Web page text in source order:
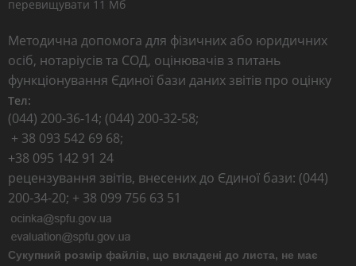
перевищувати 11 Мб
Методична допомога для фізичних або юридичних
осіб, нотаріусів та СОД, оцінювачів з питань
функціонування Єдиної бази даних звітів про оцінку
Тел:
(044) 200-36-14; (044) 200-32-58;
+ 38 093 542 69 68;
+38 095 142 91 24
рецензування звітів, внесених до Єдиної бази: (044)
200-34-20; + 38 099 756 63 51
Сукупний розмір файлів, що вкладені до листа, не має